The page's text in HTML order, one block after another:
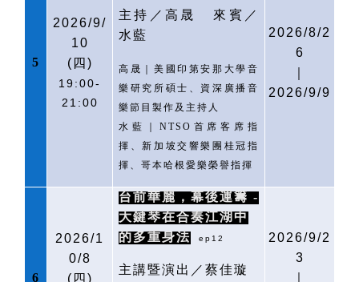
5
2026/9/
10
( 四)
19:00-
21:00
主持／高晟
來賓／
水藍
高晟｜美國印第安那大學音
樂研究所碩士、資深廣播音
樂節目製作及主持人
水藍｜ NTSO 首席客席指
揮、新加坡交響樂團桂冠指
揮、哥本哈根愛樂榮譽指揮
2026/8/2
6
2026/9/9
6
2026/1
0/8
( 四)
台前華麗，幕後運籌 -
大鍵琴在合奏江湖中
的多重身法 ep12
主講暨演出／蔡佳璇
2026/9/2
3